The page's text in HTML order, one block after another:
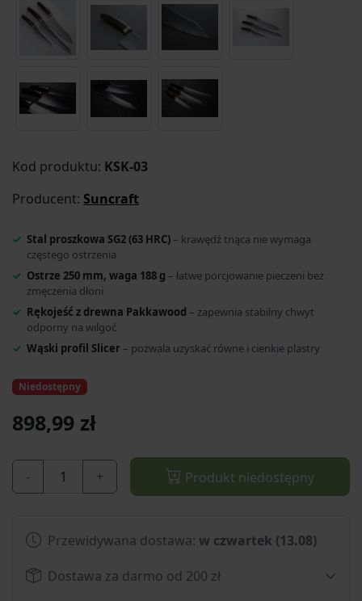
Kod produktu: KSK-03
Producent: Suncraft
Stal proszkowa SG2 (63 HRC) – krawędź tnąca nie wymaga
częstego ostrzenia
Ostrze 250 mm, waga 188 g – łatwe porcjowanie pieczeni bez
zmęczenia dłoni
Rękojeść z drewna Pakkawood – zapewnia stabilny chwyt
odporny na wilgoć
Wąski profil Slicer – pozwala uzyskać równe i cienkie plastry
Niedostępny
898,99 zł
- + Produkt niedostępny
Przewidywana dostawa: w czwartek (13.08)
Dostawa za darmo od 200 zł